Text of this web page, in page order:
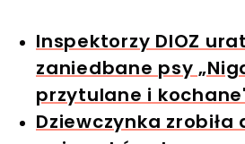
Inspektorzy DIOZ
zaniedbane psy
przytulane i
Dziewczynka zrobiła